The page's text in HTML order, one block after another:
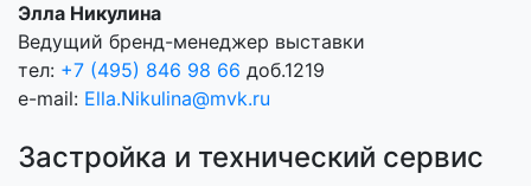
Элла Никулина
Ведущий бренд-менеджер выставки
тел: +7 (495) 846 98 66 доб.1219
e-mail: Ella.Nikulina@mvk.ru
Застройка и технический сервис